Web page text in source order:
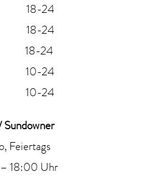
24
18-24
24
24
24
Sundowner
Feiertags
18:00 Uhr